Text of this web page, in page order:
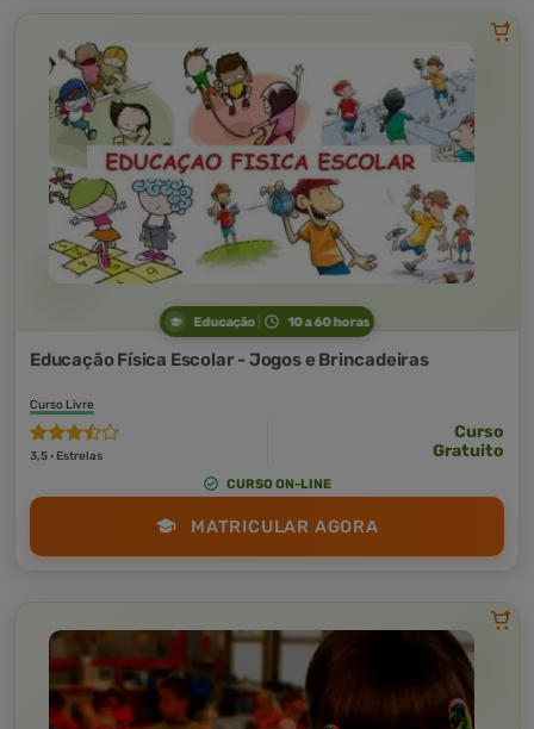
Educação 10 a 60 horas
Educação Física Escolar - Jogos e Brincadeiras
Curso Livre
3,5 · Estrelas
Curso
Gratuito
CURSO ON-LINE
MATRICULAR AGORA